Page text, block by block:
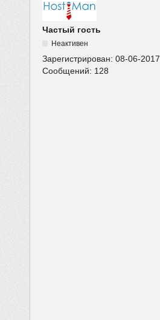
Частый гость
Неактивен
Зарегистрирован:08-06-2017
Сообщений: 128